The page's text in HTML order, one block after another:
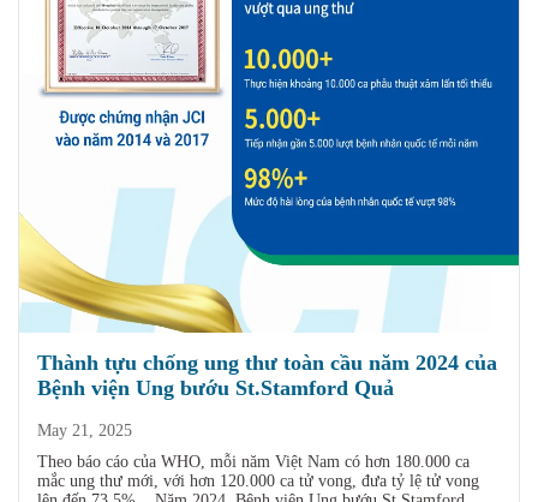
Thành tựu chống ung thư toàn cầu năm 2024 của
Bệnh viện Ung bướu St.Stamford Quả
May 21, 2025
Theo báo cáo của WHO, mỗi năm Việt Nam có hơn 180.000 ca
mắc ung thư mới, với hơn 120.000 ca tử vong, đưa tỷ lệ tử vong